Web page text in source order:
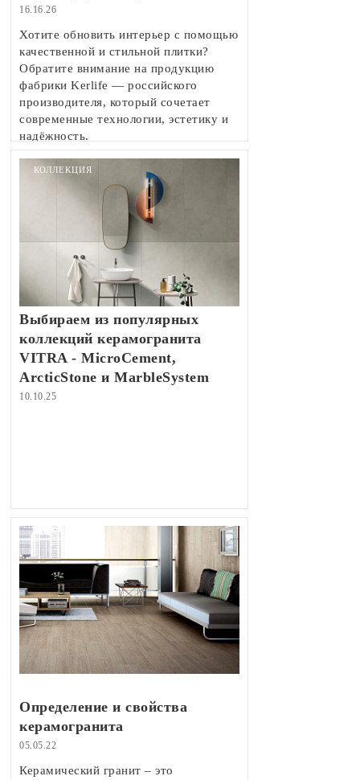
16.16.26
Хотите обновить интерьер с помощью
качественной и стильной плитки?
Обратите внимание на продукцию
фабрики Kerlife — российского
производителя, который сочетает
современные технологии, эстетику и
надёжность.
КОЛЛЕКЦИЯ
Выбираем из популярных
коллекций керамогранита
VITRA - MicroCement,
ArcticStone и MarbleSystem
10.10.25
Определение и свойства
керамогранита
05.05.22
Керамический гранит – это